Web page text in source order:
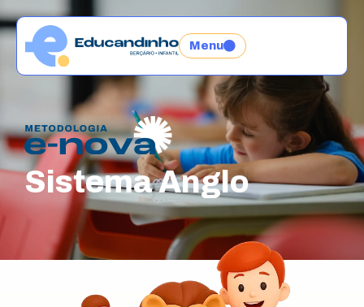
Menu
Sistema Anglo